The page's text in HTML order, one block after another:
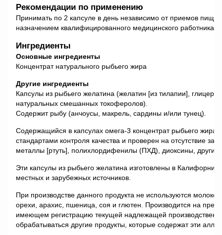
Рекомендации по применению
Принимать по 2 капсуле в день независимо от приемов пищи.
назначением квалифицированного медицинского работника.
Ингредиенты
Основные ингредиенты
Концентрат натурального рыбьего жира
Другие ингредиенты
Капсулы из рыбьего желатина (желатин [из тилапии],
натуральных смешанных токоферолов).
Содержит рыбу (анчоусы, макрель, сардины и/или тунец).
Содержащийся в капсулах омега-3 концентрат рыбьего жира
стандартами контроля качества и проверен на отсутствие
металлы [ртуть], полихлордифенилы (ПХД), диоксины, другие
Эти капсулы из рыбьего желатина изготовлены в
местных и зарубежных источников.
При производстве данного продукта не используются
орехи, арахис, пшеница, соя и глютен. Производится на
имеющем регистрацию текущей надлежащей
обрабатываться другие продукты, которые содержат эти